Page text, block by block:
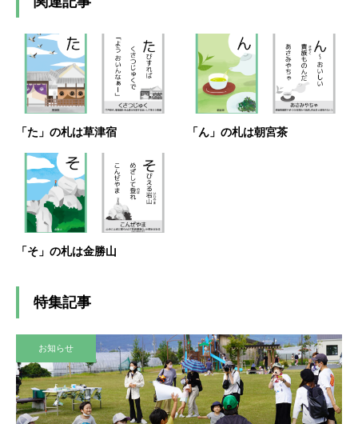
「た」の札は草津宿 「ん」の札は朝宮茶
「そ」の札は金勝山
特集記事
お知らせ